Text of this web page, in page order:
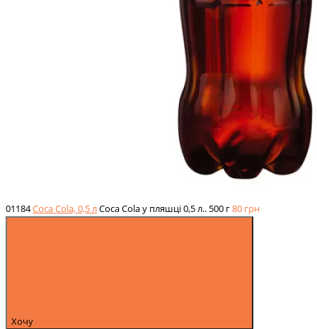
01184Coca Cola, 0,5 лCoca Cola у пляшці 0,5 л.. 500 г80 грн
Хочу